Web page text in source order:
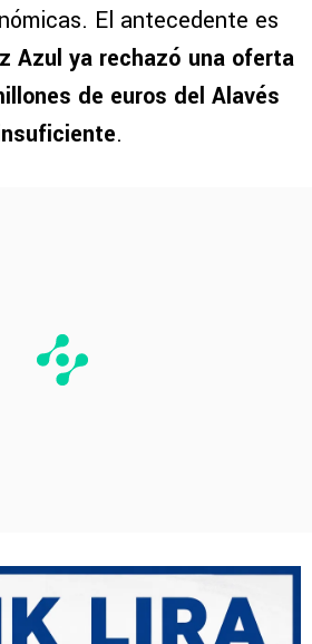
El antecedente es
Azul ya rechazó una oferta
de euros del Alavés
.